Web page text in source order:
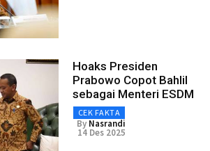
Hoaks Presiden
Prabowo Copot Bahlil
sebagai Menteri ESDM
CEK FAKTA
By Nasrandi
14 Des 2025